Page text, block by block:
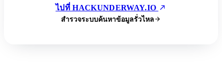
ไปที่ HACKUNDERWAY.IO
สำรวจระบบค้นหาข้อมูลรั่วไหล